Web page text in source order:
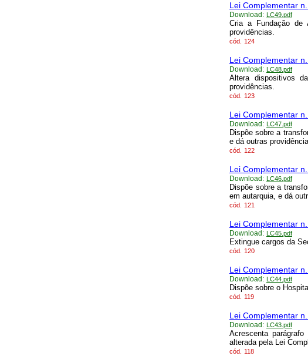
Lei Complementar
Download: LC49.pdf
Cria a Fundação de
providências.
cód. 124
Lei Complementar
Download: LC48.pdf
Altera dispositivos
providências.
cód. 123
Lei Complementar
Download: LC47.pdf
Dispõe sobre a
e dá outras
cód. 122
Lei Complementar
Download: LC46.pdf
Dispõe sobre a
em autarquia, e dá
cód. 121
Lei Complementar
Download: LC45.pdf
Extingue cargos da
cód. 120
Lei Complementar
Download: LC44.pdf
Dispõe sobre o
cód. 119
Lei Complementar
Download: LC43.pdf
Acrescenta
alterada pela Lei
cód. 118